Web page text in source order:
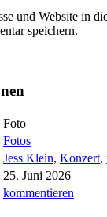
und Website in
speichern.
Foto
Fotos
Jess Klein, Konzert,
25. Juni 2026
kommentieren